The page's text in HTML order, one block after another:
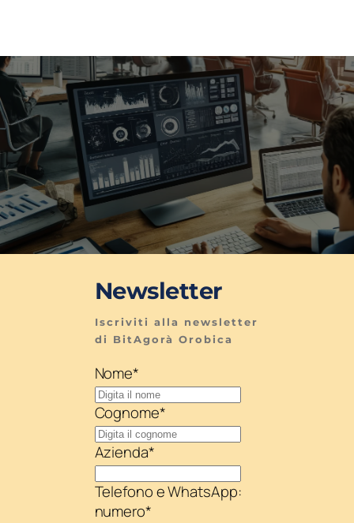
Newsletter
Iscriviti alla newsletter
di BitAgorà Orobica
Nome*
Cognome*
Azienda*
Telefono e WhatsApp:
numero*